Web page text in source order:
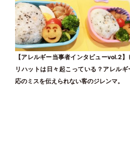
【アレルギー当事者インタビューvol.2】
リハットは日々起こっている？アレルギ
応のミスを伝えられない客のジレンマ。